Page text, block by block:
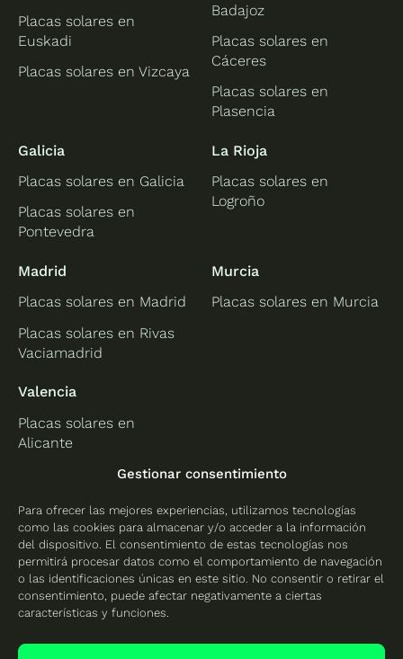
Gestionar consentimiento
Para ofrecer las mejores experiencias, utilizamos tecnologías
como las cookies para almacenar y/o acceder a la información
del dispositivo. El consentimiento de estas tecnologías nos
permitirá procesar datos como el comportamiento de navegación
o las identificaciones únicas en este sitio. No consentir o retirar el
consentimiento, puede afectar negativamente a ciertas
características y funciones.
Placas solares en
Euskadi
Placas solares en Vizcaya
Badajoz
Placas solares en
Cáceres
Placas solares en
Plasencia
Galicia
Placas solares en Galicia
Placas solares en
Pontevedra
La Rioja
Placas solares en
Logroño
Madrid
Placas solares en Madrid
Placas solares en Rivas
Vaciamadrid
Murcia
Placas solares en Murcia
Valencia
Placas solares en
Alicante
Placas solares en
Placas solares en
Valencia